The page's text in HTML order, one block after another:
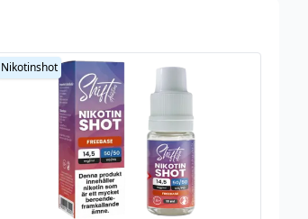
Nikotinshot